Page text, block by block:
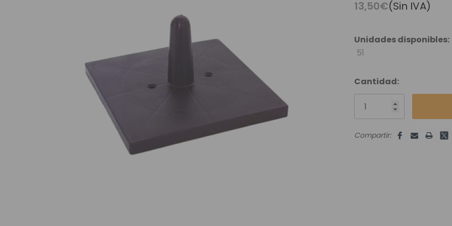
Envíos Y Devoluciones
13,50€(Sin IVA)
Unidades disponibles:
51
Cantidad:
Compartir: